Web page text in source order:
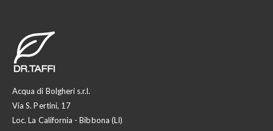
Acqua di Bolgheri s.r.l.
Via S. Pertini, 17
Loc. La California - Bibbona (LI)